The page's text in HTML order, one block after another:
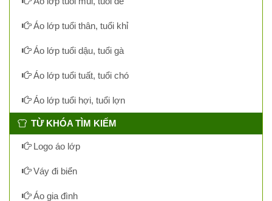
Áo lớp tuổi thân, tuổi khỉ
Áo lớp tuổi dậu, tuổi gà
Áo lớp tuổi tuất, tuổi chó
Áo lớp tuổi hợi, tuổi lợn
TỪ KHÓA TÌM KIẾM
Logo áo lớp
Váy đi biển
Áo gia đình